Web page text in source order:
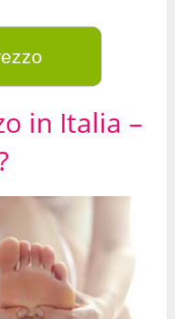
in Italia –